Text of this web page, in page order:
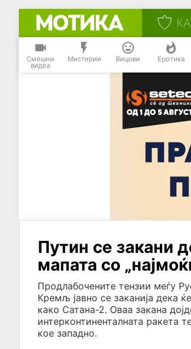
Смешни
видеа
Мистерии Вицови Еротика
Путин се закани
мапата со
Продлабочените тензии меѓу
Кремљ јавно се заканија дека
како Сатана-2. Оваа закана
интерконтиненталната ракета
кое западно.